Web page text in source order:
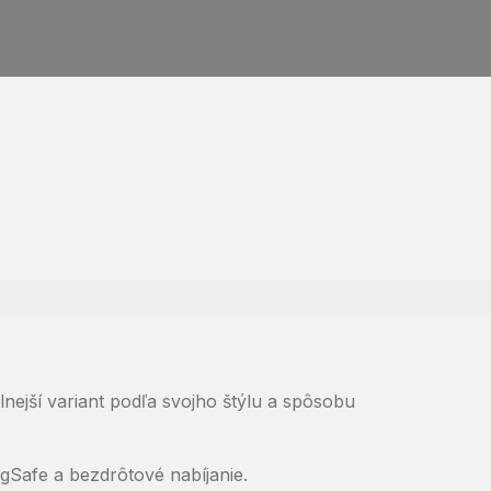
variant podľa svojho štýlu a spôsobu
a bezdrôtové nabíjanie.